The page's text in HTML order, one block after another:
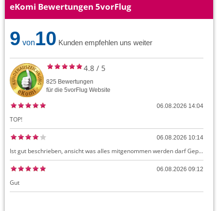
eKomi Bewertungen 5vorFlug
9 von10 Kunden empfehlen uns weiter
4.8 / 5
825 Bewertungen
für die 5vorFlug Website
06.08.2026 14:04
TOP!
06.08.2026 10:14
Ist gut beschrieben, ansicht was alles mitgenommen werden darf Gepäck dürfte auch kostenloses Handgepäck umfassen, ansonsten sehr easy zu machen
06.08.2026 09:12
Gut